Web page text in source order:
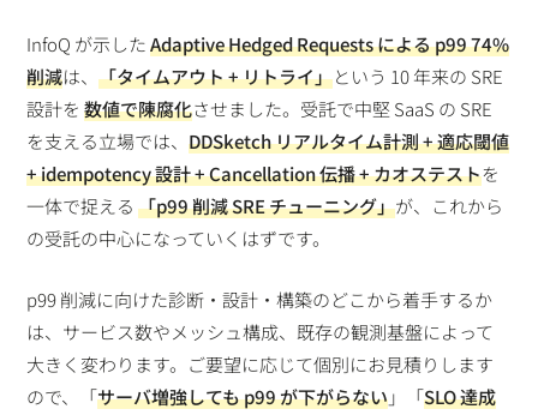
InfoQ が示したAdaptive Hedged Requests による p99 74%
削減は、「タイムアウト + リトライ」という 10 年来の SRE
設計を数値で陳腐化させました。受託で中堅 SaaS の SRE
を支える立場では、DDSketch リアルタイム計測 + 適応閾値
+ idempotency 設計 + Cancellation 伝播 + カオステストを
一体で捉える「p99 削減 SRE チューニング」が、これから
の受託の中心になっていくはずです。
p99 削減に向けた診断・設計・構築のどこから着手するか
は、サービス数やメッシュ構成、既存の観測基盤によって
大きく変わります。ご要望に応じて個別にお見積りします
ので、「サーバ増強しても p99 が下がらない」「SLO 達成